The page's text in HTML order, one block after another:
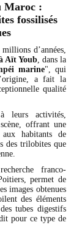
Maroc :
fossilisés
d’années,
Aït Youb, dans la
marine", qui
a fait la
qualité
leurs activités,
offrant une
habitants de
des trilobites que
franco-
permet de
images obtenues
des éléments
tubes digestifs
pour ce type de